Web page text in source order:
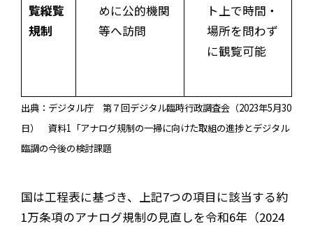
覧縦覧
規制
めに公的機関
等へ訪問
ト上で時間・
場所を問わず
に観覧可能
出典：デジタル庁 第７回デジタル臨時行政調査会（2023年5月30
日） 資料1「アナログ規制の一掃に向けた取組の進捗とデジタル
臨調の今後の検討課題
国は工程表に基づき、上記7つの項目に該当する約
1万条項のアナログ規制の見直しを令和6年（2024